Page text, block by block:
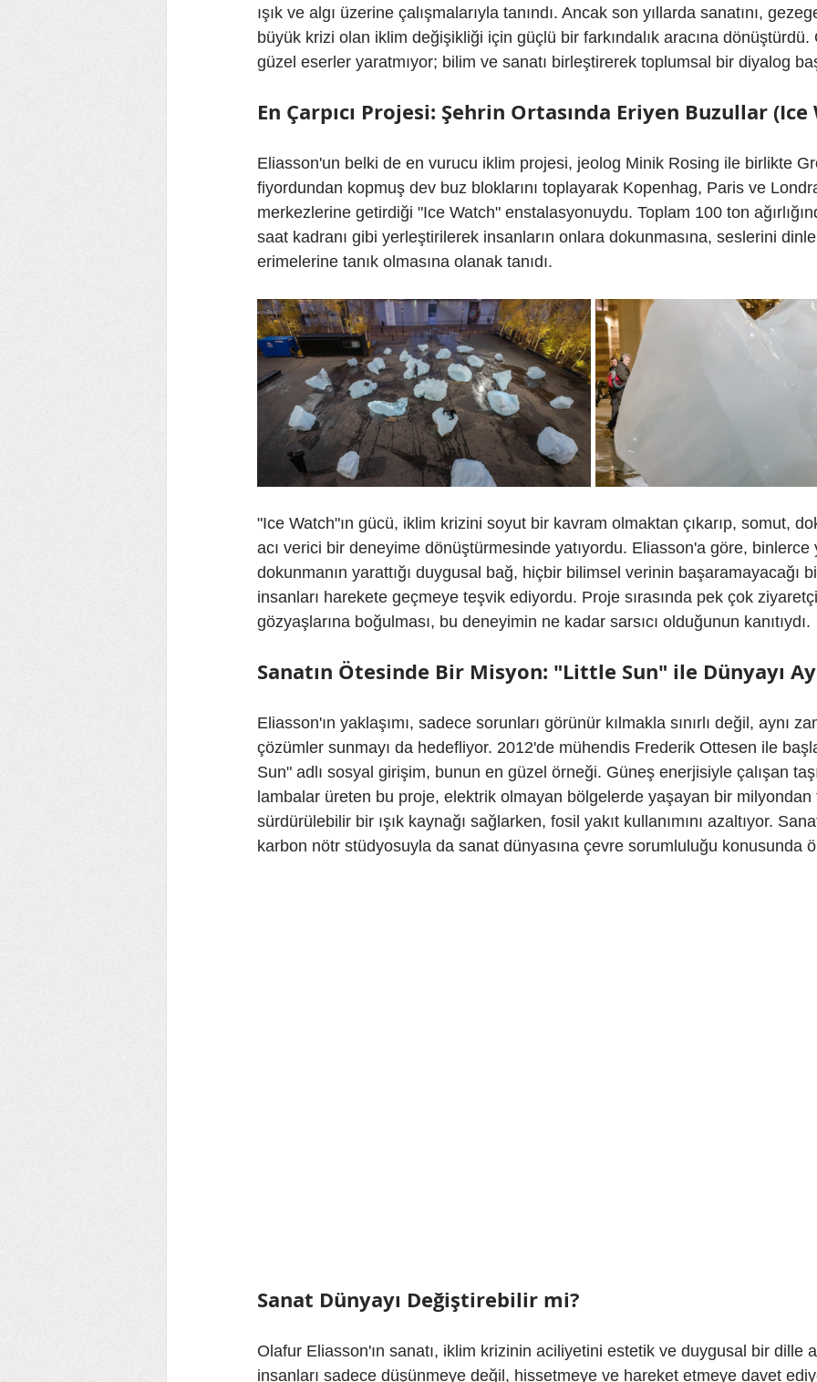
ışık ve algı üzerine çalışmalarıyla tanındı. Ancak son yıllarda sanatını,
büyük krizi olan iklim değişikliği için güçlü bir farkındalık aracına
güzel eserler yaratmıyor; bilim ve sanatı birleştirerek toplumsal bir diyalog
En Çarpıcı Projesi: Şehrin Ortasında Eriyen Buzullar (Ice
Eliasson'un belki de en vurucu iklim projesi, jeolog Minik Rosing ile birlikte
fiyordundan kopmuş dev buz bloklarını toplayarak Kopenhag, Paris ve
merkezlerine getirdiği "Ice Watch" enstalasyonuydu. Toplam 100 ton
saat kadranı gibi yerleştirilerek insanların onlara dokunmasına, seslerini
erimelerine tanık olmasına olanak tanıdı.
"Ice Watch"ın gücü, iklim krizini soyut bir kavram olmaktan çıkarıp, somut,
acı verici bir deneyime dönüştürmesinde yatıyordu. Eliasson'a göre, binlerce
dokunmanın yarattığı duygusal bağ, hiçbir bilimsel verinin başaramayacağı
insanları harekete geçmeye teşvik ediyordu. Proje sırasında pek çok
gözyaşlarına boğulması, bu deneyimin ne kadar sarsıcı olduğunun kanıtıydı.
Sanatın Ötesinde Bir Misyon: "Little Sun" ile Dünyayı
Eliasson'ın yaklaşımı, sadece sorunları görünür kılmakla sınırlı değil, aynı
çözümler sunmayı da hedefliyor. 2012'de mühendis Frederik Ottesen ile
Sun" adlı sosyal girişim, bunun en güzel örneği. Güneş enerjisiyle çalışan
lambalar üreten bu proje, elektrik olmayan bölgelerde yaşayan bir
sürdürülebilir bir ışık kaynağı sağlarken, fosil yakıt kullanımını azaltıyor.
karbon nötr stüdyosuyla da sanat dünyasına çevre sorumluluğu konusunda
Sanat Dünyayı Değiştirebilir mi?
Olafur Eliasson'ın sanatı, iklim krizinin aciliyetini estetik ve duygusal bir dille
insanları sadece düşünmeye değil, hissetmeye ve hareket etmeye davet